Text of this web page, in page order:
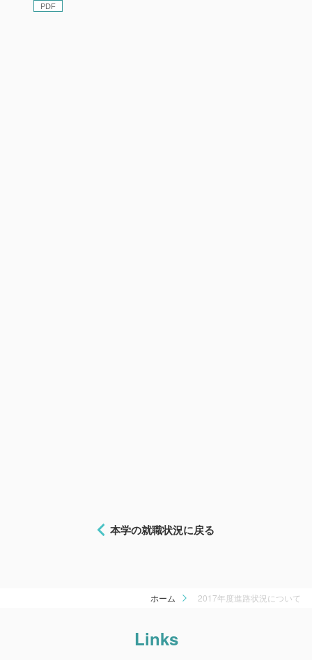
本学の就職状況に戻る
ホーム 2017年度進路状況について
Links